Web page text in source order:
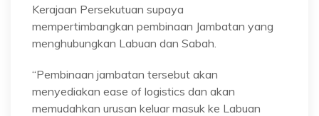
Kerajaan Persekutuan supaya
mempertimbangkan pembinaan Jambatan yang
menghubungkan Labuan dan Sabah.
“Pembinaan jambatan tersebut akan
menyediakan ease of logistics dan akan
memudahkan urusan keluar masuk ke Labuan